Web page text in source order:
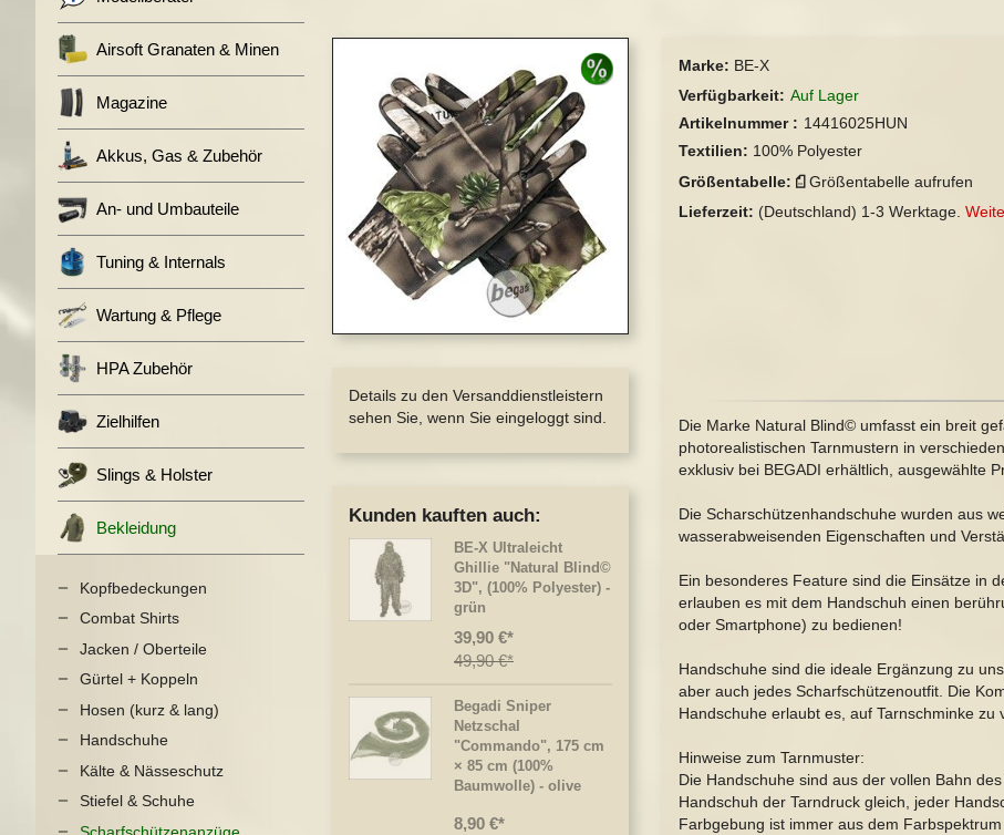
Bildergalerie
springen
Zum
der
Bildergalerie
Details zu den Versanddienstleistern
sehen Sie, wenn Sie eingeloggt sind.
Kunden kauften auch:
BE-X Ultraleicht
Ghillie "Natural Blind©
3D", (100% Polyester) -
grün
39,90 €
49,90 €
Begadi Sniper
Netzschal
"Commando", 175 cm
× 85 cm (100%
Baumwolle) - olive
8,90 €
Marke: BE-X
Verfügbarkeit
Auf Lager
Artikelnummer
14416025HUN
Textilien: 100% Polyester
Größentabelle:
Größentabelle aufrufen
Lieferzeit: (Deutschland) 1-3 Werktage.
Die Marke Natural Blind© umfasst ein breit
photorealistischen Tarnmustern in
exklusiv bei BEGADI erhältlich, ausgewählte
Die Scharschützenhandschuhe wurden aus
wasserabweisenden Eigenschaften und
Ein besonderes Feature sind die Einsätze in
erlauben es mit dem Handschuh einen
oder Smartphone) zu bedienen!
Handschuhe sind die ideale Ergänzung zu
aber auch jedes Scharfschützenoutfit. Die
Handschuhe erlaubt es, auf Tarnschminke zu
Hinweise zum Tarnmuster:
Die Handschuhe sind aus der vollen Bahn
Handschuh der Tarndruck gleich, jeder
Farbgebung ist immer aus dem
Airsoft Granaten & Minen
Magazine
Akkus, Gas & Zubehör
An- und Umbauteile
Tuning & Internals
Wartung & Pflege
HPA Zubehör
Zielhilfen
Slings & Holster
Bekleidung
Kopfbedeckungen
Combat Shirts
Jacken / Oberteile
Gürtel + Koppeln
Hosen (kurz & lang)
Handschuhe
Kälte & Nässeschutz
Stiefel & Schuhe
Scharfschützenanzüge